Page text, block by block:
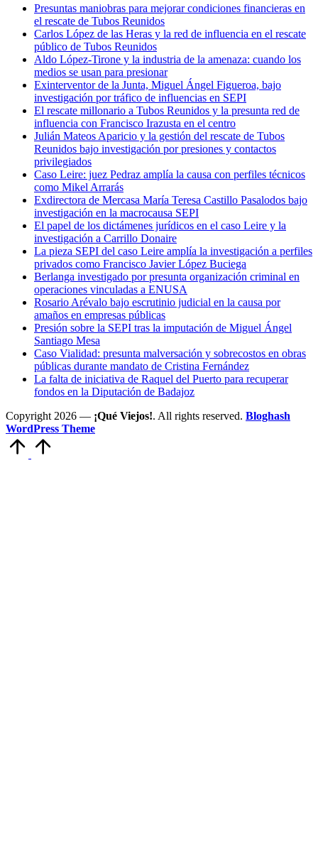
Presuntas maniobras para mejorar condiciones financieras en
el rescate de Tubos Reunidos
Carlos López de las Heras y la red de influencia en el rescate
público de Tubos Reunidos
Aldo López-Tirone y la industria de la amenaza: cuando los
medios se usan para presionar
Exinterventor de la Junta, Miguel Ángel Figueroa, bajo
investigación por tráfico de influencias en SEPI
El rescate millonario a Tubos Reunidos y la presunta red de
influencia con Francisco Irazusta en el centro
Julián Mateos Aparicio y la gestión del rescate de Tubos
Reunidos bajo investigación por presiones y contactos
privilegiados
Caso Leire: juez Pedraz amplía la causa con perfiles técnicos
como Mikel Arrarás
Exdirectora de Mercasa María Teresa Castillo Pasalodos bajo
investigación en la macrocausa SEPI
El papel de los dictámenes jurídicos en el caso Leire y la
investigación a Carrillo Donaire
La pieza SEPI del caso Leire amplía la investigación a perfiles
privados como Francisco Javier López Buciega
Berlanga investigado por presunta organización criminal en
operaciones vinculadas a ENUSA
Rosario Arévalo bajo escrutinio judicial en la causa por
amaños en empresas públicas
Presión sobre la SEPI tras la imputación de Miguel Ángel
Santiago Mesa
Caso Vialidad: presunta malversación y sobrecostos en obras
públicas durante mandato de Cristina Fernández
La falta de iniciativa de Raquel del Puerto para recuperar
fondos en la Diputación de Badajoz
Copyright 2026 — ¡Qué Viejos!. All rights reserved. Bloghash
WordPress Theme